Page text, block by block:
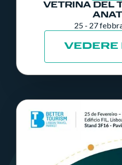
VETRINA DEL
25 - 27
VEDERE